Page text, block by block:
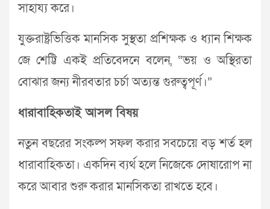
সাহায্য করে।
যুক্তরাষ্ট্রভিত্তিক মানসিক সুস্থতা প্রশিক্ষক ও ধ্যান শিক্ষক
জে শেট্টি একই প্রতিবেদনে বলেন, “ভয় ও অস্থিরতা
বোঝার জন্য নীরবতার চর্চা অত্যন্ত গুরুত্বপূর্ণ।”
ধারাবাহিকতাই আসল বিষয়
নতুন বছরের সংকল্প সফল করার সবচেয়ে বড় শর্ত হল
ধারাবাহিকতা। একদিন ব্যর্থ হলে নিজেকে দোষারোপ না
করে আবার শুরু করার মানসিকতা রাখতে হবে।